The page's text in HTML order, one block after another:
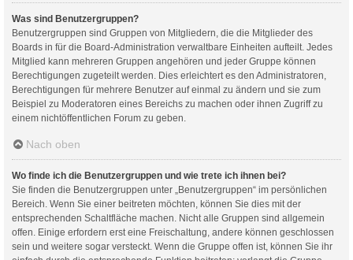
Was sind Benutzergruppen?
Benutzergruppen sind Gruppen von Mitgliedern, die die Mitglieder des
Boards in für die Board-Administration verwaltbare Einheiten aufteilt. Jedes
Mitglied kann mehreren Gruppen angehören und jeder Gruppe können
Berechtigungen zugeteilt werden. Dies erleichtert es den Administratoren,
Berechtigungen für mehrere Benutzer auf einmal zu ändern und sie zum
Beispiel zu Moderatoren eines Bereichs zu machen oder ihnen Zugriff zu
einem nichtöffentlichen Forum zu geben.
Nach oben
Wo finde ich die Benutzergruppen und wie trete ich ihnen bei?
Sie finden die Benutzergruppen unter „Benutzergruppen“ im persönlichen
Bereich. Wenn Sie einer beitreten möchten, können Sie dies mit der
entsprechenden Schaltfläche machen. Nicht alle Gruppen sind allgemein
offen. Einige erfordern erst eine Freischaltung, andere können geschlossen
sein und weitere sogar versteckt. Wenn die Gruppe offen ist, können Sie ihr